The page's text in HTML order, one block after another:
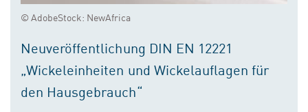
© AdobeStock: NewAfrica
Neuveröffentlichung DIN EN 12221
„Wickeleinheiten und Wickelauflagen für
den Hausgebrauch“